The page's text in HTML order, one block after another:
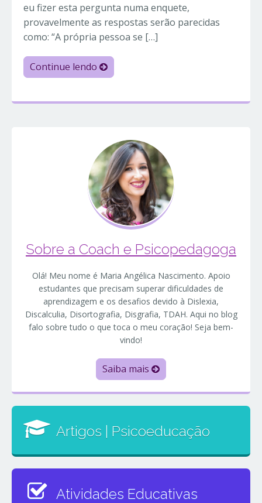
eu fizer esta pergunta numa enquete,
provavelmente as respostas serão parecidas
como: “A própria pessoa se […]
Continue lendo
Sobre a Coach e Psicopedagoga
Olá! Meu nome é Maria Angélica Nascimento. Apoio
estudantes que precisam superar dificuldades de
aprendizagem e os desafios devido à Dislexia,
Discalculia, Disortografia, Disgrafia, TDAH. Aqui no blog
falo sobre tudo o que toca o meu coração! Seja bem-
vindo!
Saiba mais
Artigos | Psicoeducação
Atividades Educativas